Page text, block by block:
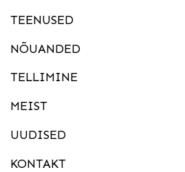
TEENUSED
NÕUANDED
TELLIMINE
MEIST
UUDISED
KONTAKT